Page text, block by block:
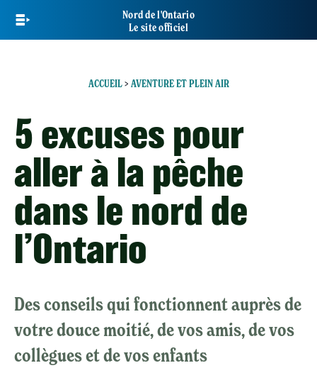
main
Nord de l'Ontario
Le site officiel
ACCUEIL> AVENTURE ET PLEIN AIR
5 excuses pour
aller à la pêche
dans le nord de
l’Ontario
Des conseils qui fonctionnent auprès de
votre douce moitié, de vos amis, de vos
collègues et de vos enfants